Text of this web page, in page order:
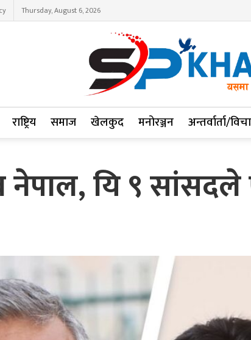
Thursday, August 6, 2026
राष्ट्रिय समाज खेलकुद मनोरञ्जन अन्तर्वार्ता/
नेपाल, यि ९